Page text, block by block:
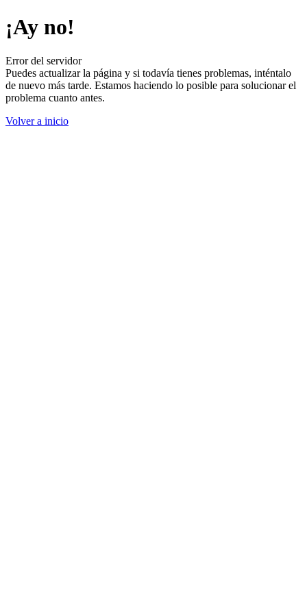
¡Ay no!
Error del servidor
Puedes actualizar la página y si todavía tienes problemas, inténtalo
de nuevo más tarde. Estamos haciendo lo posible para solucionar el
problema cuanto antes.
Volver a inicio